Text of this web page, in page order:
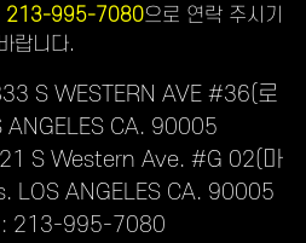
213-995-7080으로 연락 주시기
바랍니다.
S WESTERN AVE #36(로
ANGELES CA. 90005
S Western Ave. #G 02(마
LOS ANGELES CA. 90005
213-995-7080